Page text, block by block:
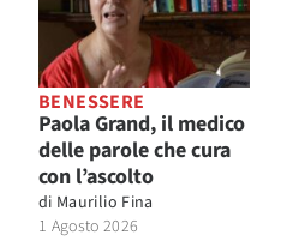
BENESSERE
Paola Grand, il medico
delle parole che cura
con l’ascolto
di Maurilio Fina
1 Agosto 2026